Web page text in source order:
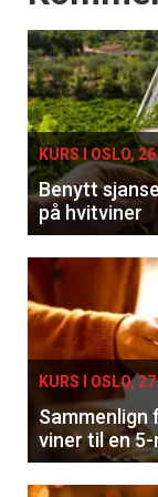
KURS I OSLO,
Benytt
på hvitviner
KURS I OSLO,
Sammenlign
viner til en